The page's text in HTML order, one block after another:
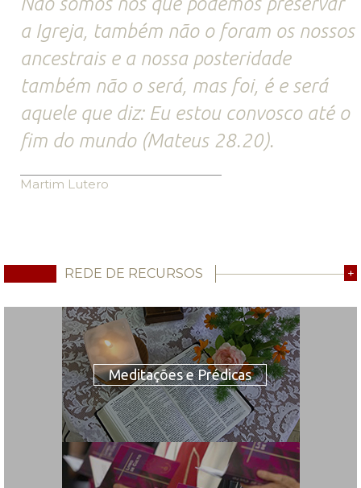
a Igreja, também não o foram os nossos
ancestrais e a nossa posteridade
também não o será, mas foi, é e será
aquele que diz: Eu estou convosco até o
fim do mundo (Mateus 28.20).
Martim Lutero
REDE DE RECURSOS +
Meditações e Prédicas